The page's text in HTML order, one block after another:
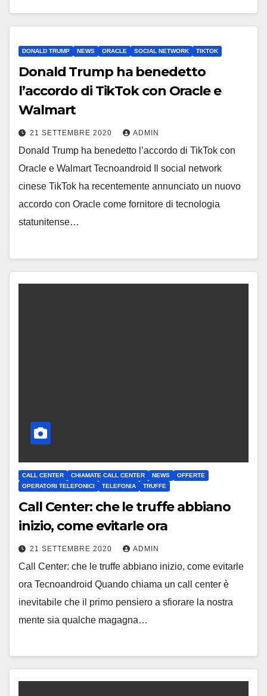
DONALD TRUMP NEWS ORACLE SOCIAL NETWORK TIKTOK
Donald Trump ha benedetto
l’accordo di TikTok con Oracle e
Walmart
21 SETTEMBRE 2020 ADMIN
Donald Trump ha benedetto l’accordo di TikTok con
Oracle e Walmart Tecnoandroid Il social network
cinese TikTok ha recentemente annunciato un nuovo
accordo con Oracle come fornitore di tecnologia
statunitense…
CALL CENTER CHIAMATE CALL CENTER NEWS
OFFERTE
OPERATORI TELEFONICI
TELEFONIA TRUFFE
Call Center: che le truffe abbiano
inizio, come evitarle ora
21 SETTEMBRE 2020 ADMIN
Call Center: che le truffe abbiano inizio, come evitarle
ora Tecnoandroid Quando chiama un call center è
inevitabile che il primo pensiero a sfiorare la nostra
mente sia qualche magagna…